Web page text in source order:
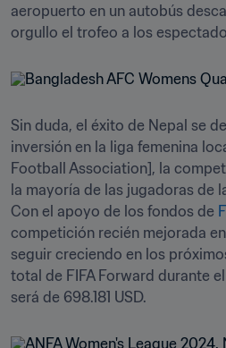
aeropuerto en un autobús
orgullo el trofeo a los
Sin duda, el éxito de Nepal se
inversión en la liga femenina
Football Association], la
la mayoría de las jugadoras de
Con el apoyo de los fondos de
competición recién mejorada
seguir creciendo en los
total de FIFA Forward durante
será de 698.181 USD.